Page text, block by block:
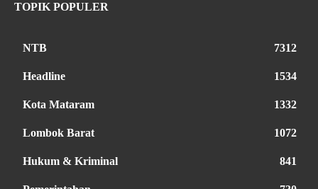
TOPIK POPULER
NTB 7312
Headline 1534
Kota Mataram 1332
Lombok Barat 1072
Hukum & Kriminal 841